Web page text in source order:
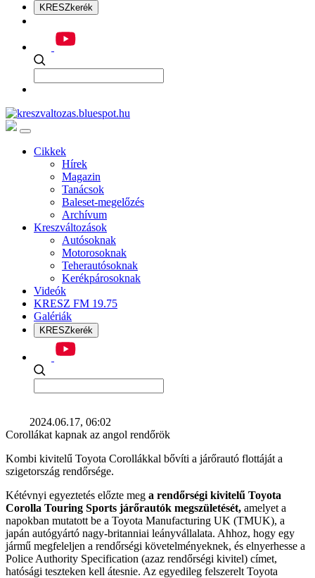
KRESZkerék
Cikkek
Hírek
Magazin
Tanácsok
Baleset-megelőzés
Archívum
Kreszváltozások
Autósoknak
Motorosoknak
Teherautósoknak
Kerékpárosoknak
Videók
KRESZ FM 19.75
Galériák
KRESZkerék
2024.06.17, 06:02
Corollákat kapnak az angol rendőrök
Kombi kivitelű Toyota Corollákkal bővíti a járőrautó flottáját a
szigetország rendőrsége.
Kétévnyi egyeztetés előzte meg a rendőrségi kivitelű Toyota
Corolla Touring Sports járőrautók megszületését, amelyet a
napokban mutatott be a Toyota Manufacturing UK (TMUK), a
japán autógyártó nagy-britanniai leányvállalata. Ahhoz, hogy egy
jármű megfeleljen a rendőrségi követelményeknek, és elnyerhesse a
Police Authority Specification (azaz rendőrségi kivitel) címet,
hatósági teszteken kell átesnie. Az egyedileg felszerelt Toyota